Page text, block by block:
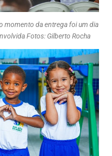
momento da entrega foi um dia
Fotos: Gilberto Rocha